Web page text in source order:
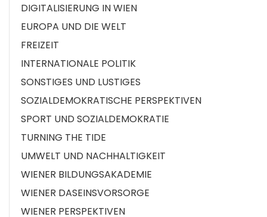
DIGITALISIERUNG IN WIEN
EUROPA UND DIE WELT
FREIZEIT
INTERNATIONALE POLITIK
SONSTIGES UND LUSTIGES
SOZIALDEMOKRATISCHE PERSPEKTIVEN
SPORT UND SOZIALDEMOKRATIE
TURNING THE TIDE
UMWELT UND NACHHALTIGKEIT
WIENER BILDUNGSAKADEMIE
WIENER DASEINSVORSORGE
WIENER PERSPEKTIVEN